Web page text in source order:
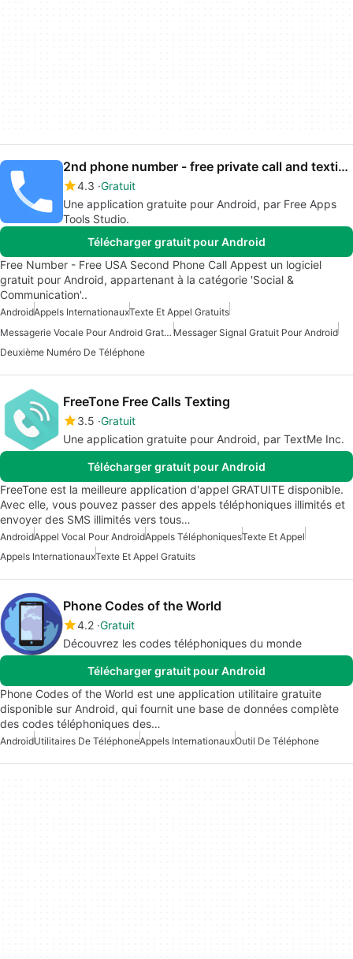
2nd phone number - free private call and texting
4.3 Gratuit
Une application gratuite pour Android, par Free Apps
Tools Studio.
Télécharger gratuit pour Android
Free Number - Free USA Second Phone Call Appest un logiciel
gratuit pour Android, appartenant à la catégorie 'Social &
Communication'..
AndroidAppels InternationauxTexte Et Appel Gratuits
Messagerie Vocale Pour Android Gratuite Messager Signal Gratuit Pour Android
Deuxième Numéro De Téléphone
FreeTone Free Calls Texting
3.5 Gratuit
Une application gratuite pour Android, par TextMe Inc.
Télécharger gratuit pour Android
FreeTone est la meilleure application d'appel GRATUITE disponible.
Avec elle, vous pouvez passer des appels téléphoniques illimités et
envoyer des SMS illimités vers tous…
AndroidAppel Vocal Pour AndroidAppels TéléphoniquesTexte Et Appel
Appels InternationauxTexte Et Appel Gratuits
Phone Codes of the World
4.2 Gratuit
Découvrez les codes téléphoniques du monde
Télécharger gratuit pour Android
Phone Codes of the World est une application utilitaire gratuite
disponible sur Android, qui fournit une base de données complète
des codes téléphoniques des…
AndroidUtilitaires De TéléphoneAppels InternationauxOutil De Téléphone